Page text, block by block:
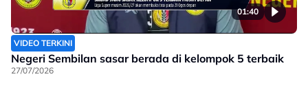
01:40
VIDEO TERKINI
Negeri Sembilan sasar berada di kelompok 5 terbaik
27/07/2026